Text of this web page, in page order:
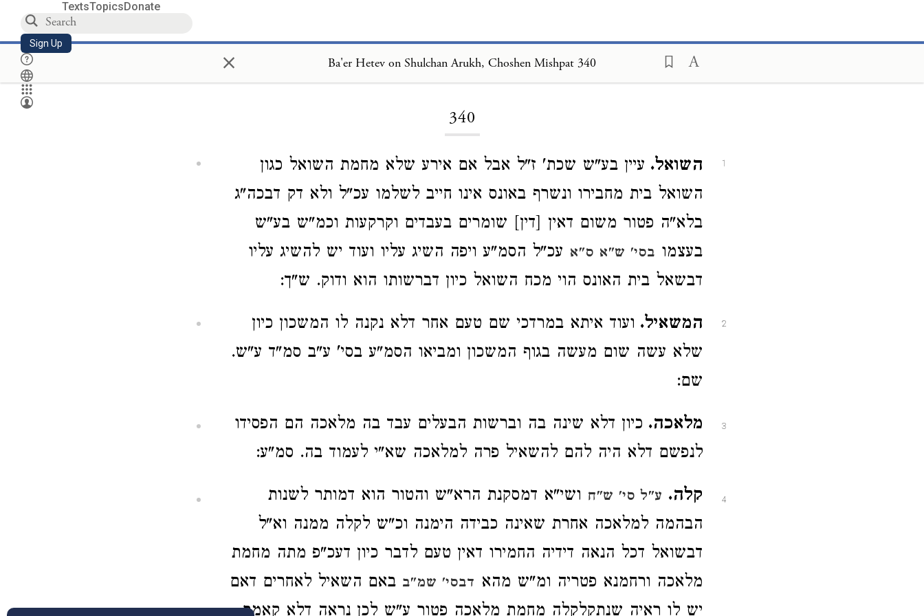
TextsTopicsDonate
Sign Up × Ba'er Hetev on Shulchan Arukh, Choshen Mishpat 340
340
1 השואל. עיין בע"ש שכת' ז"ל אבל אם אירע שלא מחמת השואל כגון
השואל בית מחבירו ונשרף באונס אינו חייב לשלמו עכ"ל ולא דק דבכה"ג
בלא"ה פטור משום דאין [דין] שומרים בעבדים וקרקעות וכמ"ש בע"ש
בעצמו בסי' ש"א ס"א עכ"ל הסמ"ע ויפה השיג עליו ועוד יש להשיג עליו
דבשאל בית האונס הוי מכח השואל כיון דברשותו הוא ודוק. ש"ך:
2 המשאיל. ועוד איתא במרדכי שם טעם אחר דלא נקנה לו המשכון כיון
שלא עשה שום מעשה בגוף המשכון ומביאו הסמ"ע בסי' ע"ב סמ"ד ע"ש.
שם:
3 מלאכה. כיון דלא שינה בה וברשות הבעלים עבד בה מלאכה הם הפסידו
לנפשם דלא היה להם להשאיל פרה למלאכה שא"י לעמוד בה. סמ"ע:
4 קלה. ע"ל סי' ש"ח ושי"א דמסקנת הרא"ש והטור הוא דמותר לשנות
הבהמה למלאכה אחרת שאינה כבידה הימנה וכ"ש לקלה ממנה וא"ל
דבשואל דכל הנאה דידיה החמירו דאין טעם לדבר כיון דעכ"פ מתה מחמת
מלאכה ורחמנא פטריה ומ"ש מהא דבסי' שמ"ב באם השאיל לאחרים דאם